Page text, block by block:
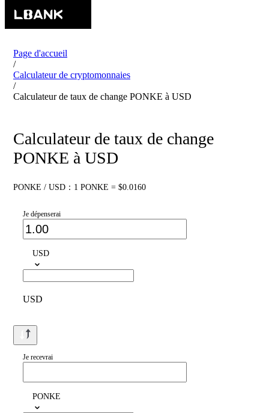
Page d'accueil
/
Calculateur de cryptomonnaies
/
Calculateur de taux de change PONKE à USD
Calculateur de taux de change
PONKE à USD
PONKE / USD：1 PONKE = $0.0160
Je dépenserai
USD
USD
Je recevrai
PONKE